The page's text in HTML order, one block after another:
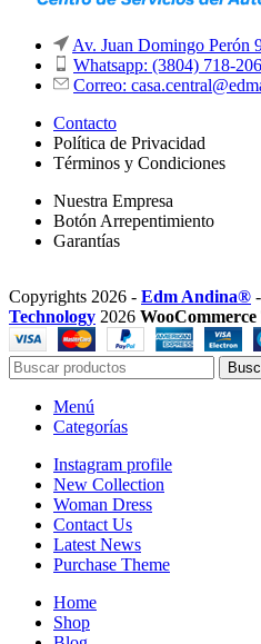
Av. Juan Domingo Perón
Whatsapp: (3804) 718-206
Correo:
Contacto
Política de Privacidad
Términos y Condiciones
Nuestra Empresa
Botón Arrepentimiento
Garantías
Copyrights 2026 - Edm Andina®
Technology 2026 WooCommerce
Menú
Categorías
Instagram profile
New Collection
Woman Dress
Contact Us
Latest News
Purchase Theme
Home
Shop